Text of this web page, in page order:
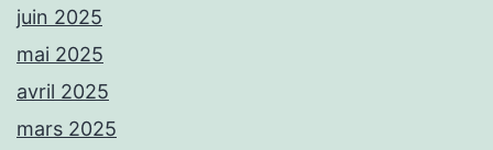
juin 2025
mai 2025
avril 2025
mars 2025